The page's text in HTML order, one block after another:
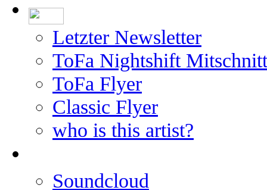
Letzter Newsletter
ToFa Nightshift
ToFa Flyer
Classic Flyer
who is this artist?
Soundcloud